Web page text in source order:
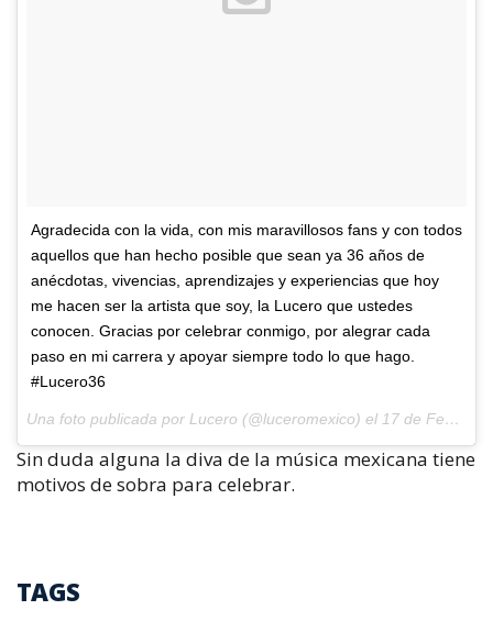
Agradecida con la vida, con mis maravillosos fans y con todos
aquellos que han hecho posible que sean ya 36 años de
anécdotas, vivencias, aprendizajes y experiencias que hoy
me hacen ser la artista que soy, la Lucero que ustedes
conocen. Gracias por celebrar conmigo, por alegrar cada
paso en mi carrera y apoyar siempre todo lo que hago.
#Lucero36
Una foto publicada por Lucero (@luceromexico) el 17 de Feb de 2016 a la(s) 6:56 PST
Sin duda alguna la diva de la música mexicana tiene
motivos de sobra para celebrar.
TAGS